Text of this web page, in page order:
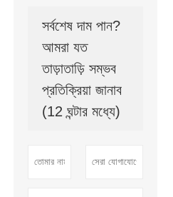
সর্বশেষ দাম পান?
আমরা যত
তাড়াতাড়ি সম্ভব
প্রতিক্রিয়া জানাব
(12 ঘন্টার মধ্যে)